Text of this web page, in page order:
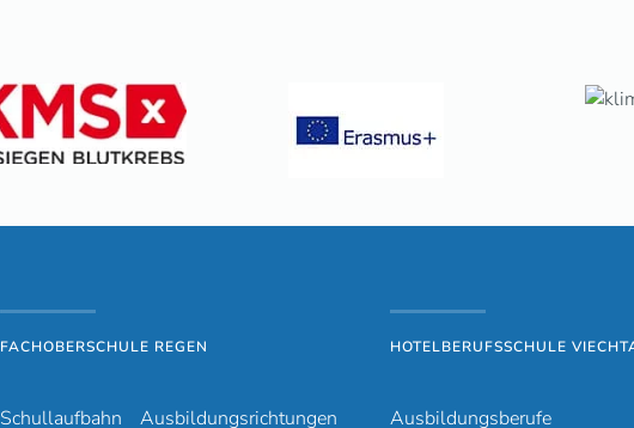
FACHOBERSCHULE REGEN
Schullaufbahn Ausbildungsrichtungen
HOTELBERUFSSCHULE
Ausbildungsberufe